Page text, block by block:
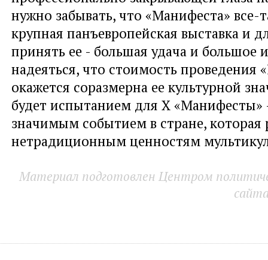
нужно забывать, что «Манифеста» все-
крупная панъевропейская выставка и
принять ее - большая удача и большое
надеяться, что стоимость проведения
окажется соразмерна ее культурной
будет испытанием для Х «Манифесты»
значимым событием в стране, которая
нетрадиционным ценностям
Материал подготовлен Центром